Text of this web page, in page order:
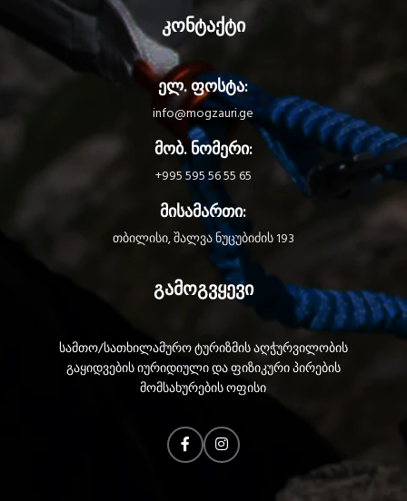
კონტაქტი
ელ. ფოსტა:
info@mogzauri.ge
მობ. ნომერი:
+995 595 56 55 65
მისამართი:
თბილისი, შალვა ნუცუბიძის 193
გამოგვყევი
სამთო/სათხილამურო ტურიზმის აღჭურვილობის
გაყიდვების იურიდიული და ფიზიკური პირების
მომსახურების ოფისი